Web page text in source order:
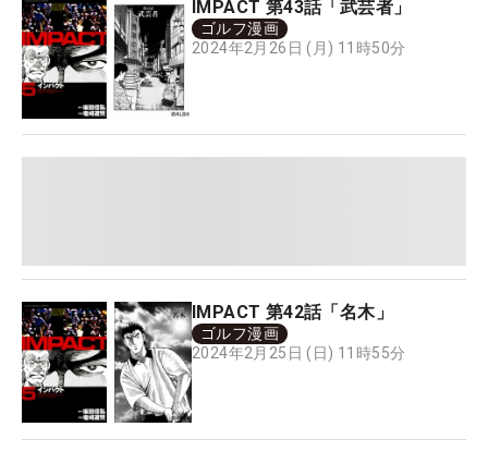
IMPACT 第43話「武芸者」
ゴルフ漫画
2024年2月26日 (月) 11時50分
IMPACT 第42話「名木」
ゴルフ漫画
2024年2月25日 (日) 11時55分